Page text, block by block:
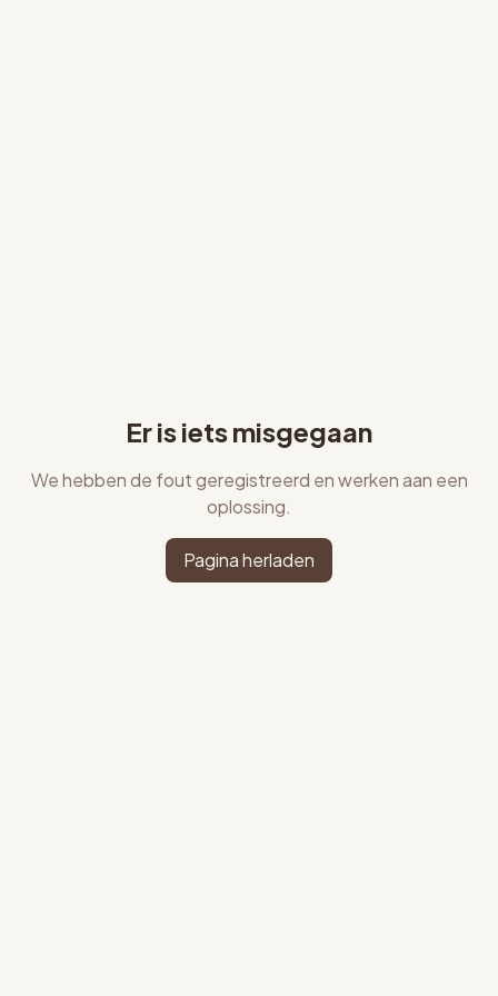
Er is iets misgegaan
We hebben de fout geregistreerd en werken aan een
oplossing.
Pagina herladen